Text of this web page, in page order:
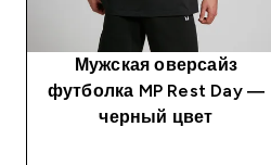
Мужская оверсайз
футболка MP Rest Day —
черный цвет